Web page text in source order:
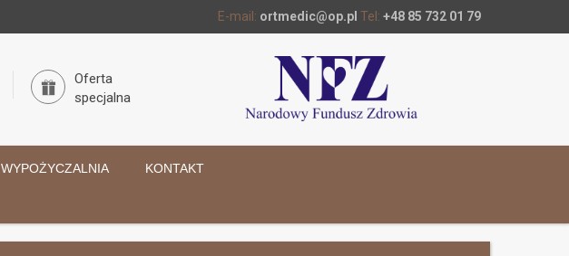
E-mail: ortmedic@op.pl Tel: +48 85 732 01 79
Oferta
specjalna
WYPOŻYCZALNIA KONTAKT